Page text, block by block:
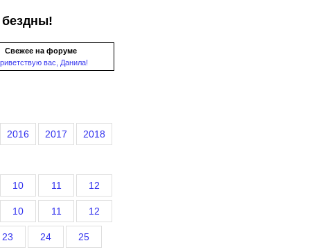
Свежее на форуме
вас, Данила!
2016 2017 2018
10 11 12
10 11 12
23 24 25